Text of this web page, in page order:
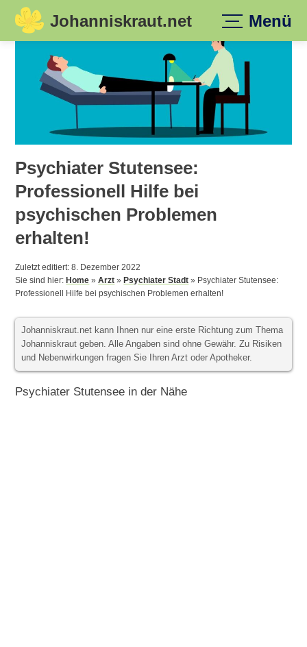
Skip
Johanniskraut.net Menü
Psychiater Stutensee:
Professionell Hilfe bei
psychischen Problemen
erhalten!
Zuletzt editiert: 8. Dezember 2022
Sie sind hier:Home »Arzt »Psychiater Stadt » Psychiater Stutensee:
Professionell Hilfe bei psychischen Problemen erhalten!
Johanniskraut.net kann Ihnen nur eine erste Richtung zum Thema
Johanniskraut geben. Alle Angaben sind ohne Gewähr. Zu Risiken
und Nebenwirkungen fragen Sie Ihren Arzt oder Apotheker.
Psychiater Stutensee in der Nähe